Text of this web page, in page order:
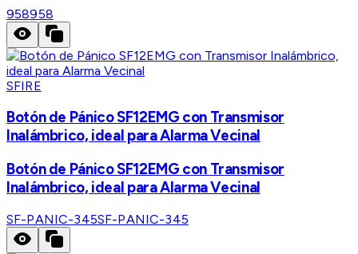
958958
SFIRE
Botón de Pánico SF12EMG con Transmisor
Inalámbrico, ideal para Alarma Vecinal
Botón de Pánico SF12EMG con Transmisor
Inalámbrico, ideal para Alarma Vecinal
SF-PANIC-345SF-PANIC-345